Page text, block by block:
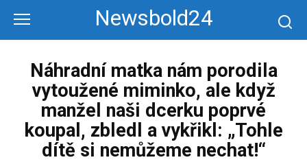
контенту
Newsbold24
Náhradní matka nám porodila
vytoužené miminko, ale když
manžel naši dcerku poprvé
koupal, zbledl a vykřikl: „Tohle
dítě si nemůžeme nechat!“